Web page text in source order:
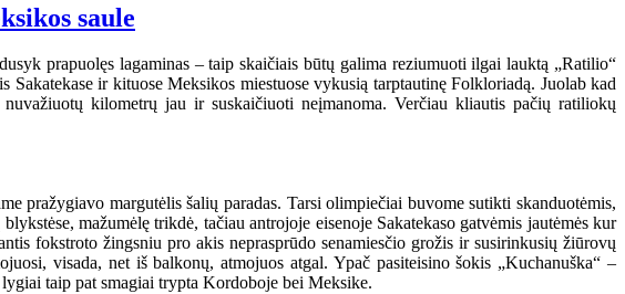
saule
prapuolęs lagaminas – taip skaičiais būtų galima reziumuoti ilgai lauktą „Ratilio“
ir kituose Meksikos miestuose vykusią tarptautinę Folkloriadą. Juolab kad
kilometrų jau ir suskaičiuoti neįmanoma. Verčiau kliautis pačių ratiliokų
pražygiavo margutėlis šalių paradas. Tarsi olimpiečiai buvome sutikti skanduotėmis,
mažumėlę trikdė, tačiau antrojoje eisenoje Sakatekaso gatvėmis jautėmės kur
fokstroto žingsniu pro akis neprasprūdo senamiesčio grožis ir susirinkusių žiūrovų
visada, net iš balkonų, atmojuos atgal. Ypač pasiteisino šokis „Kuchanuška“ –
taip pat smagiai trypta Kordoboje bei Meksike.